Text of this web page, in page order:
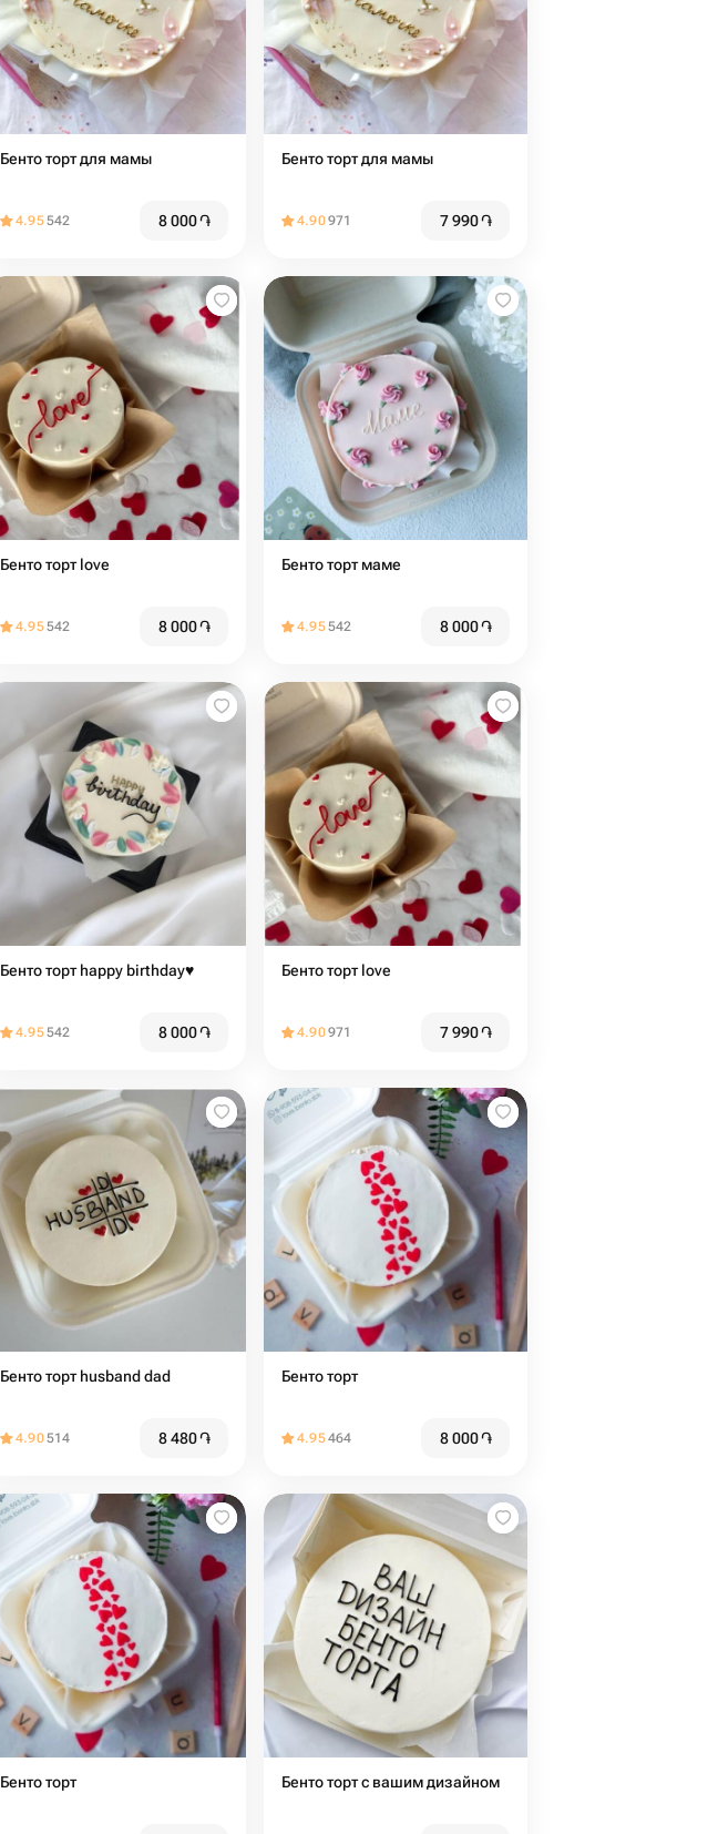
Бенто торт для мамы
4.95542 8 000֏
Бенто торт для мамы
4.90971 7 990֏
Бенто торт love
4.95542 8 000֏
Бенто торт маме
4.95542 8 000֏
Бенто торт happy birthday♥️
4.95542 8 000֏
Бенто торт love
4.90971 7 990֏
Бенто торт husband dad
4.90514 8 480֏
Бенто торт
4.95464 8 000֏
Бенто торт Бенто торт с вашим дизайном